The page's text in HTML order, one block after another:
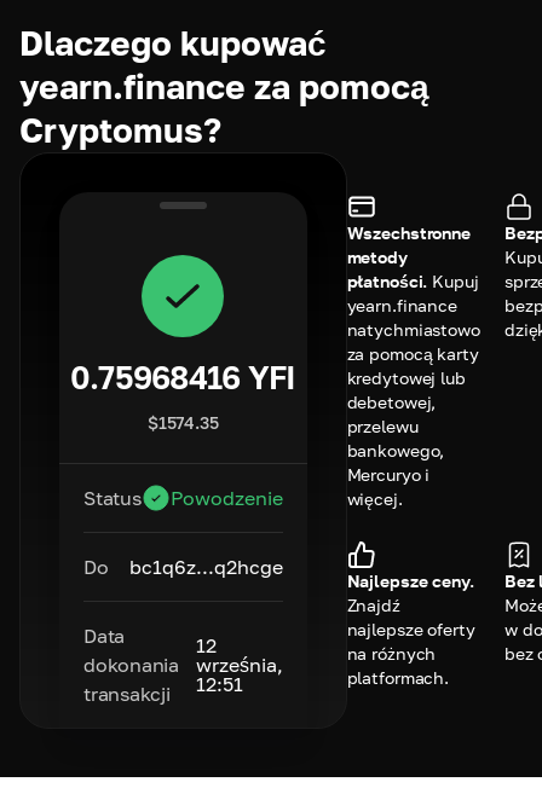
Dlaczego kupować
yearn.finance za pomocą
Cryptomus?
0.75968416 YFI
$1574.35
Status Powodzenie
Do bc1q6z...q2hcge
Data
dokonania
transakcji
12
września,
12:51
Wszechstronne
metody
płatności. Kupuj
yearn.finance
natychmiastowo
za pomocą karty
kredytowej lub
debetowej,
przelewu
bankowego,
Mercuryo i
więcej.
Najlepsze ceny.
Znajdź
najlepsze oferty
na różnych
platformach.
Bez
w
bez